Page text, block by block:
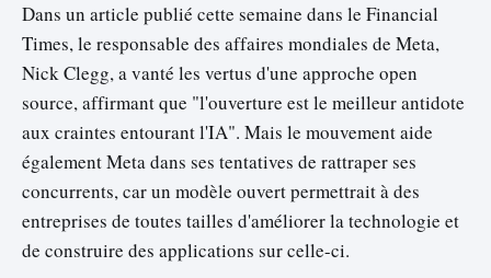
Dans un article publié cette semaine dans le Financial
Times, le responsable des affaires mondiales de Meta,
Nick Clegg, a vanté les vertus d'une approche open
source, affirmant que "l'ouverture est le meilleur antidote
aux craintes entourant l'IA". Mais le mouvement aide
également Meta dans ses tentatives de rattraper ses
concurrents, car un modèle ouvert permettrait à des
entreprises de toutes tailles d'améliorer la technologie et
de construire des applications sur celle-ci.